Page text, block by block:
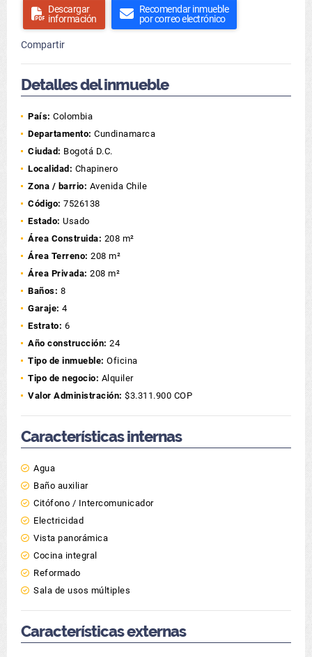
Descargar
información
Recomendar inmueble
por correo electrónico
Compartir
Detalles del inmueble
País: Colombia
Departamento: Cundinamarca
Ciudad: Bogotá D.C.
Localidad: Chapinero
Zona / barrio: Avenida Chile
Código: 7526138
Estado: Usado
Área Construida: 208 m²
Área Terreno: 208 m²
Área Privada: 208 m²
Baños: 8
Garaje: 4
Estrato: 6
Año construcción: 24
Tipo de inmueble: Oficina
Tipo de negocio: Alquiler
Valor Administración: $3.311.900 COP
Características internas
Agua
Baño auxiliar
Citófono / Intercomunicador
Electricidad
Vista panorámica
Cocina integral
Reformado
Sala de usos múltiples
Características externas